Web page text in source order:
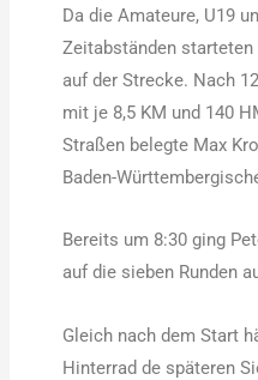
Da die Amateure, U19
Zeitabständen
auf der Strecke. Nach
mit je 8,5 KM und 140
Straßen belegte Max
Baden-
Bereits um 8:30 ging
auf die sieben Runden
Gleich nach dem Start
Hinterrad de späteren